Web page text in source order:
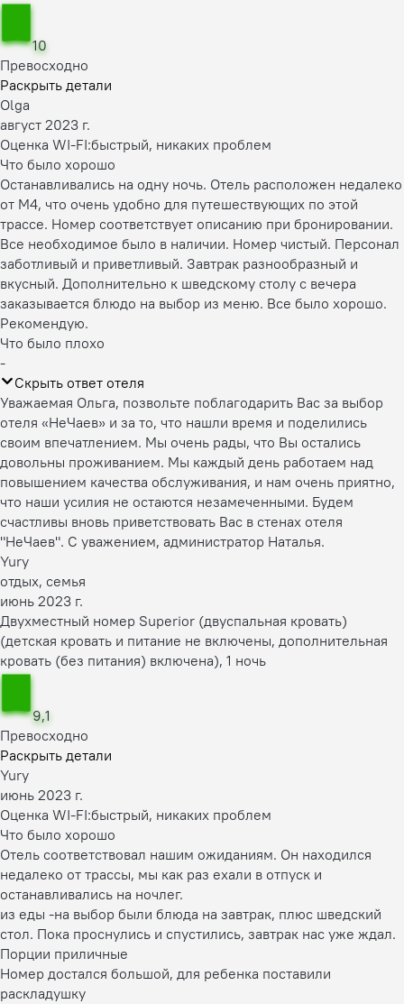
10
Превосходно
Раскрыть детали
Olga
август 2023 г.
Оценка WI-FI:быстрый, никаких проблем
Что было хорошо
Останавливались на одну ночь. Отель расположен недалеко
от М4, что очень удобно для путешествующих по этой
трассе. Номер соответствует описанию при бронировании.
Все необходимое было в наличии. Номер чистый. Персонал
заботливый и приветливый. Завтрак разнообразный и
вкусный. Дополнительно к шведскому столу с вечера
заказывается блюдо на выбор из меню. Все было хорошо.
Рекомендую.
Что было плохо
-
Скрыть ответ отеля
Уважаемая Ольга, позвольте поблагодарить Вас за выбор
отеля «НеЧаев» и за то, что нашли время и поделились
своим впечатлением. Мы очень рады, что Вы остались
довольны проживанием. Мы каждый день работаем над
повышением качества обслуживания, и нам очень приятно,
что наши усилия не остаются незамеченными. Будем
счастливы вновь приветствовать Вас в стенах отеля
"НеЧаев". С уважением, администратор Наталья.
Yury
отдых, семья
июнь 2023 г.
Двухместный номер Superior (двуспальная кровать)
(детская кровать и питание не включены, дополнительная
кровать (без питания) включена), 1 ночь
9,1
Превосходно
Раскрыть детали
Yury
июнь 2023 г.
Оценка WI-FI:быстрый, никаких проблем
Что было хорошо
Отель соответствовал нашим ожиданиям. Он находился
недалеко от трассы, мы как раз ехали в отпуск и
останавливались на ночлег.
из еды -на выбор были блюда на завтрак, плюс шведский
стол. Пока проснулись и спустились, завтрак нас уже ждал.
Порции приличные
Номер достался большой, для ребенка поставили
раскладушку